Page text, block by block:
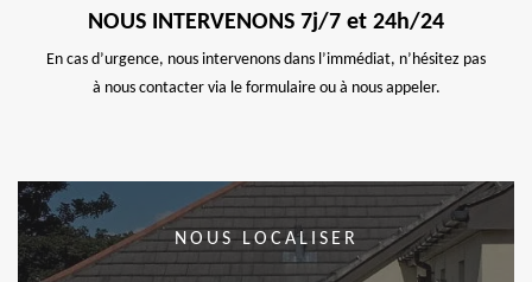
NOUS INTERVENONS 7j/7 et 24h/24
En cas d’urgence, nous intervenons dans l’immédiat, n’hésitez pas
à nous contacter via le formulaire ou à nous appeler.
NOUS LOCALISER